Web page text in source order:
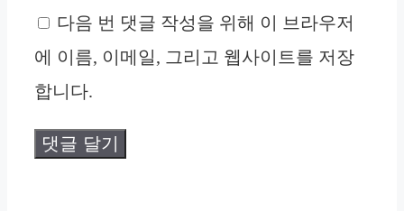
트
다음 번 댓글 작성을 위해 이 브라우저
에 이름, 이메일, 그리고 웹사이트를 저장
합니다.